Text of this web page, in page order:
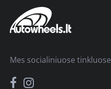
Mes socialiniuose tinkluose